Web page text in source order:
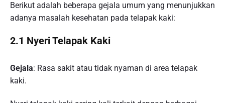
Berikut adalah beberapa gejala umum yang menunjukkan
adanya masalah kesehatan pada telapak kaki:
2.1 Nyeri Telapak Kaki
Gejala: Rasa sakit atau tidak nyaman di area telapak
kaki.